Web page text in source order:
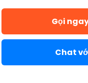
Gọi
Chat